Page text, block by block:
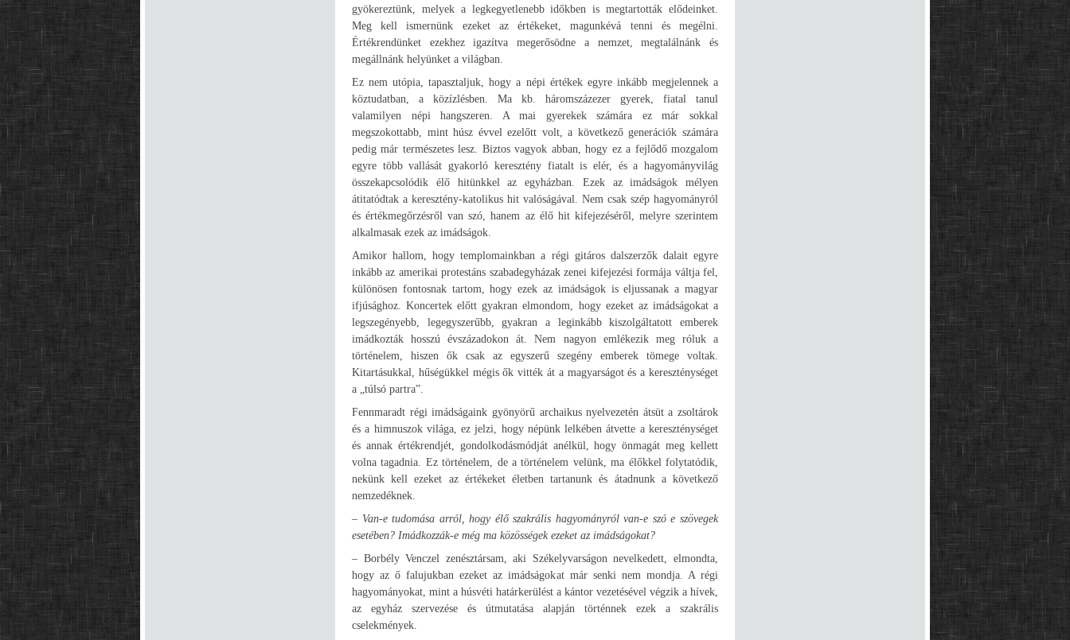
gyökereztünk, melyek a legkegyetlenebb időkben is megtartották elődeinket.
Meg kell ismernünk ezeket az értékeket, magunkévá tenni és megélni.
Értékrendünket ezekhez igazítva megerősödne a nemzet, megtalálnánk és
megállnánk helyünket a világban.
Ez nem utópia, tapasztaljuk, hogy a népi értékek egyre inkább megjelennek a
köztudatban, a közízlésben. Ma kb. háromszázezer gyerek, fiatal tanul
valamilyen népi hangszeren. A mai gyerekek számára ez már sokkal
megszokottabb, mint húsz évvel ezelőtt volt, a következő generációk számára
pedig már természetes lesz. Biztos vagyok abban, hogy ez a fejlődő mozgalom
egyre több vallását gyakorló keresztény fiatalt is elér, és a hagyományvilág
összekapcsolódik élő hitünkkel az egyházban. Ezek az imádságok mélyen
átitatódtak a keresztény-katolikus hit valóságával. Nem csak szép hagyományról
és értékmegőrzésről van szó, hanem az élő hit kifejezéséről, melyre szerintem
alkalmasak ezek az imádságok.
Amikor hallom, hogy templomainkban a régi gitáros dalszerzők dalait egyre
inkább az amerikai protestáns szabadegyházak zenei kifejezési formája váltja fel,
különösen fontosnak tartom, hogy ezek az imádságok is eljussanak a magyar
ifjúsághoz. Koncertek előtt gyakran elmondom, hogy ezeket az imádságokat a
legszegényebb, legegyszerűbb, gyakran a leginkább kiszolgáltatott emberek
imádkozták hosszú évszázadokon át. Nem nagyon emlékezik meg róluk a
történelem, hiszen ők csak az egyszerű szegény emberek tömege voltak.
Kitartásukkal, hűségükkel mégis ők vitték át a magyarságot és a kereszténységet
a „túlsó partra”.
Fennmaradt régi imádságaink gyönyörű archaikus nyelvezetén átsüt a zsoltárok
és a himnuszok világa, ez jelzi, hogy népünk lelkében átvette a kereszténységet
és annak értékrendjét, gondolkodásmódját anélkül, hogy önmagát meg kellett
volna tagadnia. Ez történelem, de a történelem velünk, ma élőkkel folytatódik,
nekünk kell ezeket az értékeket életben tartanunk és átadnunk a következő
nemzedéknek.
– Van-e tudomása arról, hogy élő szakrális hagyományról van-e szó e szövegek
esetében? Imádkozzák-e még ma közösségek ezeket az imádságokat?
– Borbély Venczel zenésztársam, aki Székelyvarságon nevelkedett, elmondta,
hogy az ő falujukban ezeket az imádságokat már senki nem mondja. A régi
hagyományokat, mint a húsvéti határkerülést a kántor vezetésével végzik a hívek,
az egyház szervezése és útmutatása alapján történnek ezek a szakrális
cselekmények.